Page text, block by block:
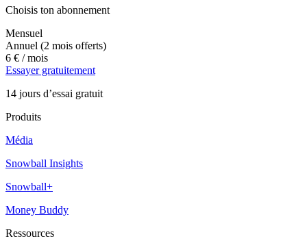
Choisis ton abonnement
Mensuel
Annuel (2 mois offerts)
6 € / mois
Essayer gratuitement
14 jours d’essai gratuit
Produits
Média
Snowball Insights
Snowball+
Money Buddy
Ressources